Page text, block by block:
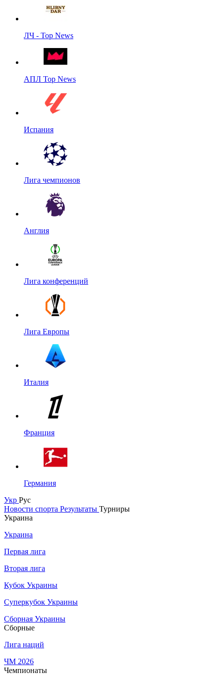
ЛЧ - Top News
АПЛ Top News
Испания
Лига чемпионов
Англия
Лига конференций
Лига Европы
Италия
Франция
Германия
Укр Рус
Новости спорта Результаты Турниры
Украина
Украина
Первая лига
Вторая лига
Кубок Украины
Суперкубок Украины
Сборная Украины
Сборные
Лига наций
ЧМ 2026
Чемпионаты